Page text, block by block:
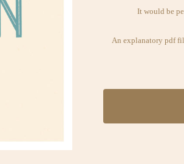
It would be
An explanatory pdf